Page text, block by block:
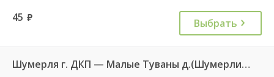
45 руб. Выбрать
Шумерля г. ДКП — Малые Туваны д.(Шумерлинский р-н) 114